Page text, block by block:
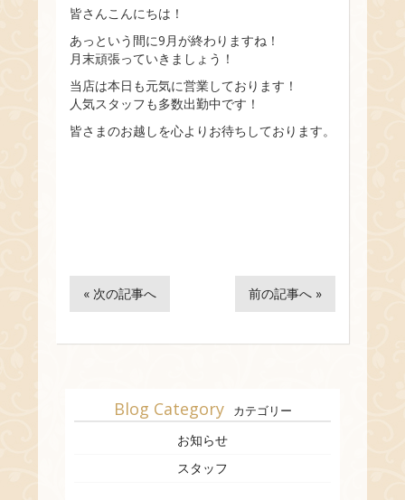
皆さんこんにちは！
あっという間に9月が終わりますね！
月末頑張っていきましょう！
当店は本日も元気に営業しております！
人気スタッフも多数出勤中です！
皆さまのお越しを心よりお待ちしております。
« 次の記事へ 前の記事へ »
Blog Category カテゴリー
お知らせ
スタッフ